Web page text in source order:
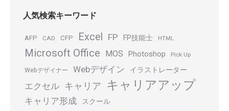
人気検索キーワード
AFP CAD CFP Excel FP FP技能士 HTML
Microsoft Office MOS Photoshop Pick Up
Webデザイナー Webデザイン イラストレーター
エクセル キャリア キャリアアップ
キャリア形成 スクール